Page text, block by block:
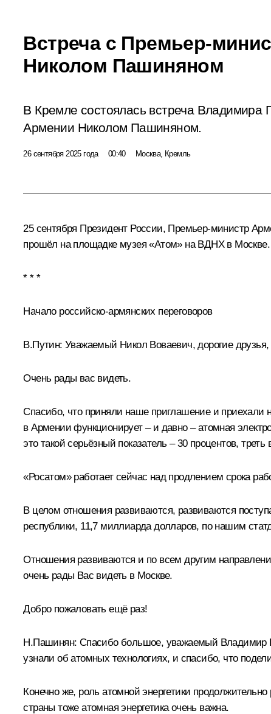
Встреча с Премьер-
Николом Пашиняном
В Кремле состоялась встреча
Армении Николом Пашиняном.
26 сентября 2025 года 00:40 Москва, Кремль
25 сентября Президент России, Премьер-министр
прошёл на площадке музея «Атом» на ВДНХ в Москве.
* * *
Начало российско-армянских переговоров
В.Путин: Уважаемый Никол Воваевич, дорогие
Очень рады вас видеть.
Спасибо, что приняли наше приглашение и приехали
в Армении функционирует – и давно – атомная
это такой серьёзный показатель – 30 процентов,
«Росатом» работает сейчас над продлением срока
В целом отношения развиваются, развиваются
республики, 11,7 миллиарда долларов, по нашим
Отношения развиваются и по всем другим
очень рады Вас видеть в Москве.
Добро пожаловать ещё раз!
Н.Пашинян: Спасибо большое, уважаемый Владимир
узнали об атомных технологиях, и спасибо, что
Конечно же, роль атомной энергетики
страны тоже атомная энергетика очень важна.